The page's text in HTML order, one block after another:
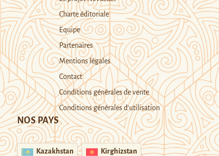
Charte éditoriale
Equipe
Partenaires
Mentions légales
Contact
Conditions générales de vente
Conditions générales d’utilisation
NOS PAYS
Kazakhstan Kirghizstan